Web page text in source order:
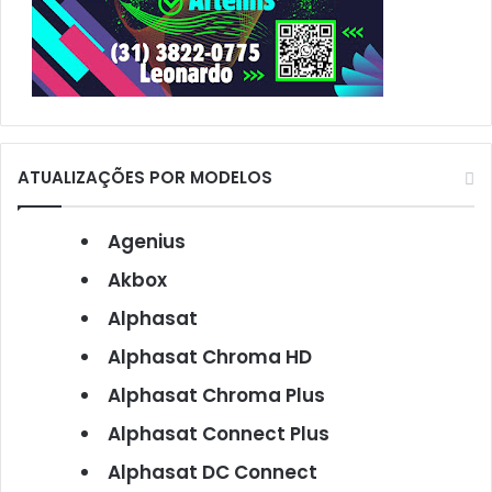
ATUALIZAÇÕES POR MODELOS
Agenius
Akbox
Alphasat
Alphasat Chroma HD
Alphasat Chroma Plus
Alphasat Connect Plus
Alphasat DC Connect